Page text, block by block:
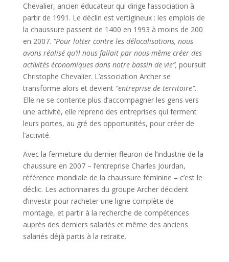
Chevalier, ancien éducateur qui dirige l’association à
partir de 1991. Le déclin est vertigineux : les emplois de
la chaussure passent de 1400 en 1993 à moins de 200
en 2007. “Pour lutter contre les délocalisations, nous
avons réalisé qu’il nous fallait par nous-même créer des
activités économiques dans notre bassin de vie”, poursuit
Christophe Chevalier. L’association Archer se
transforme alors et devient “entreprise de territoire”.
Elle ne se contente plus d’accompagner les gens vers
une activité, elle reprend des entreprises qui ferment
leurs portes, au gré des opportunités, pour créer de
l’activité.
Avec la fermeture du dernier fleuron de l’industrie de la
chaussure en 2007 – l’entreprise Charles Jourdan,
référence mondiale de la chaussure féminine – c’est le
déclic. Les actionnaires du groupe Archer décident
d’investir pour racheter une ligne complète de
montage, et partir à la recherche de compétences
auprès des derniers salariés et même des anciens
salariés déjà partis à la retraite.